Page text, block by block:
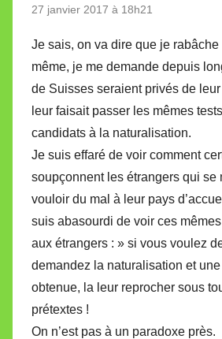
27 janvier 2017 à 18h21
Je sais, on va dire que je rabâche
même, je me demande depuis
de Suisses seraient privés de
leur faisait passer les mêmes
candidats à la naturalisation.
Je suis effaré de voir comment
soupçonnent les étrangers qui se
vouloir du mal à leur pays
suis abasourdi de voir ces
aux étrangers : » si vous voulez
demandez la naturalisation et une
obtenue, la leur reprocher sous
prétextes !
On n’est pas à un paradoxe près.